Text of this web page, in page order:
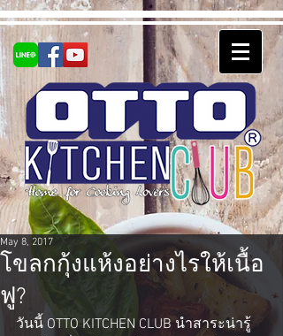
โขลกกุ้งแห้งอย่างไรให้เนื้อ
ฟู?
May 8, 2017
วันนี้ OTTO KITCHEN CLUB นำสาระน่ารู้